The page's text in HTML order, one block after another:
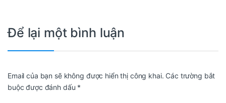
Để lại một bình luận
Email của bạn sẽ không được hiển thị công khai. Các trường bắt
buộc được đánh dấu *